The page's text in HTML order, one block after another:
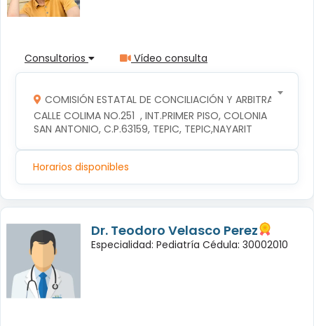
Consultorios Vídeo consulta
COMISIÓN ESTATAL DE CONCILIACIÓN Y ARBITRAJE
CALLE COLIMA NO.251  , INT.PRIMER PISO, COLONIA
SAN ANTONIO, C.P.63159, TEPIC, TEPIC,NAYARIT
Horarios disponibles
Dr. Teodoro Velasco Perez
Especialidad: Pediatría Cédula: 30002010